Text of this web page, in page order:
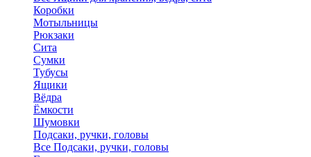
Коробки
Мотыльницы
Рюкзаки
Сита
Сумки
Тубусы
Ящики
Вёдра
Ёмкости
Шумовки
Подсаки, ручки, головы
Все Подсаки, ручки, головы